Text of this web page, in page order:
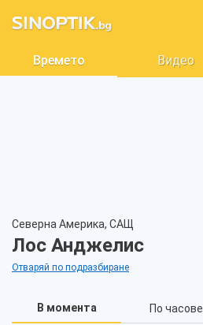
Времето Видео
Северна Америка, САЩ
Лос Анджелис
Отваряй по подразбиране
В момента По часове